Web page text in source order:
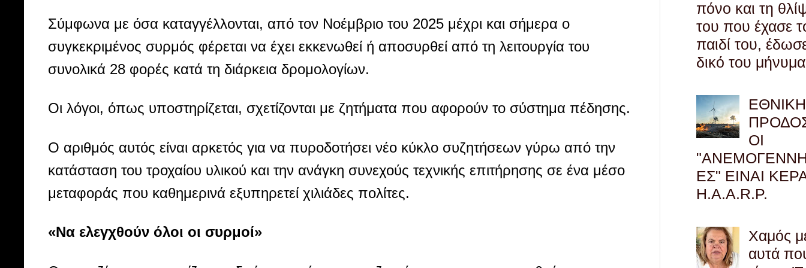
Σύμφωνα με όσα καταγγέλλονται, από τον Νοέμβριο του 2025 μέχρι και σήμερα ο
συγκεκριμένος συρμός φέρεται να έχει εκκενωθεί ή αποσυρθεί από τη λειτουργία του
συνολικά 28 φορές κατά τη διάρκεια δρομολογίων.
Οι λόγοι, όπως υποστηρίζεται, σχετίζονται με ζητήματα που αφορούν το σύστημα πέδησης.
Ο αριθμός αυτός είναι αρκετός για να πυροδοτήσει νέο κύκλο συζητήσεων γύρω από την
κατάσταση του τροχαίου υλικού και την ανάγκη συνεχούς τεχνικής επιτήρησης σε ένα μέσο
μεταφοράς που καθημερινά εξυπηρετεί χιλιάδες πολίτες.
«Να ελεγχθούν όλοι οι συρμοί»
πόνο και τη
του που έχασε
παιδί του,
δικό του μήνυμα
ΕΘΝΙΚΗ
ΟΙ
ΕΣ" ΕΙΝΑΙ
H.A.A.R.P.
Χαμός
αυτά